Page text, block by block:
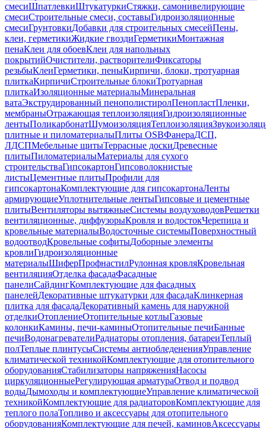
смесиШпатлевкиШтукатуркиСтяжки, самонивелирующие
смесиСтроительные смеси, составыГидроизоляционные
смесиГрунтовкиДобавки для строительных смесейПены,
клеи, герметикиЖидкие гвоздиГерметикиМонтажная
пенаКлеи для обоевКлеи для напольных
покрытийОчистители, растворителиФиксаторы
резьбыКлеиГерметики, пеныКирпичи, блоки, тротуарная
плиткаКирпичиСтроительные блокиТротуарная
плиткаИзоляционные материалыМинеральная
ватаЭкструдированный пенополистиролПенопластПленки,
мембраныОтражающая теплоизоляцияГидроизоляционные
лентыПоликарбонатШумоизоляцияТеплоизоляция
плитные и пиломатериалыПлиты OSBФанераДСП,
ЛДСПМебельные щитыТеррасные доскиДревесные
плитыПиломатериалыМатериалы для сухого
строительстваГипсокартонГипсоволокнистые
листыЦементные плитыПрофили для
гипсокартонаКомплектующие для гипсокартонаЛенты
армирующиеУплотнительные лентыГипсовые и цементные
плитыВентиляторы вытяжныеСистемы воздуховодовРешетки
вентиляционные, диффузорыКровля и водостокЧерепица и
кровельные материалыВодосточные системыПоверхностный
водоотводКровельные софитыДоборные элементы
кровлиГидроизоляционные
материалыШиферПрофнастилРулонная кровляКровельная
вентиляцияОтделка фасадаФасадные
панелиСайдингКомплектующие для фасадных
панелейДекоративные штукатурки для фасадаКлинкерная
плитка для фасадаДекоративный камень для наружной
отделкиОтоплениеОтопительные котлыГазовые
колонкиКамины, печи-каминыОтопительные печиБанные
печиВодонагревателиРадиаторы отопления, батареиТеплый
полТеплые плинтусыСистемы антиобледененияУправление
климатической техникойКомплектующие для отопительного
оборудованияСтабилизаторы напряженияНасосы
циркуляционныеРегулирующая арматураОтвод и подвод
водыДымоходы и комплектующиеУправление климатической
техникойКомплектующие для радиаторовКомплектующие для
теплого полаТопливо и аксессуары для отопительного
оборудованияКомплектующие для печей, каминовАксессуары